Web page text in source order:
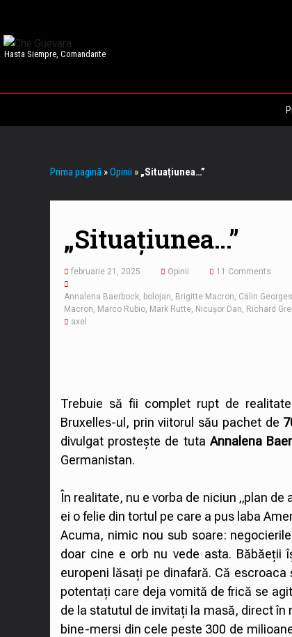
Hasta Siempre, Comandante
Prima pagină »Opinii » „Situațiunea…”
„Situațiunea…”
februarie 21, 2025 Opinii 11 Comments
Annalena Baerbock bolojan Brigitte Macron Călin
Macron Marco Rubio Mark Rutte Nicușor Dan Richard
axel
Trebuie să fii complet rupt de
Bruxelles-ul, prin viitorul său pachet de
divulgat prostește de tuta Annalena
Germanistan.
În realitate, nu e vorba de niciun „plan
ei o felie din tortul pe care a pus laba
Acuma, nimic nou sub soare:
doar cine e orb nu vede asta. Băbăeții
europeni lăsați pe dinafară. Că escroaca
potentați care deja vomită de frică se
de la statutul de invitați la masă, direct în
bine-mersi din cele peste 300 de